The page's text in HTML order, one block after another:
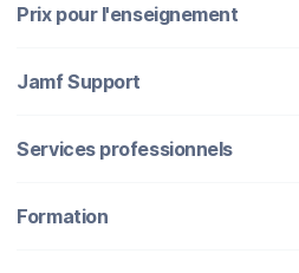
Prix pour l'enseignement
Jamf Support
Services professionnels
Formation